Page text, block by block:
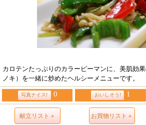
カロテンたっぷりのカラーピーマンに、美肌効
ノキ）を一緒に炒めたヘルシーメニューです。
写真ナイス! 0 おいしそう! 1
献立リスト＋ お買物リスト＋